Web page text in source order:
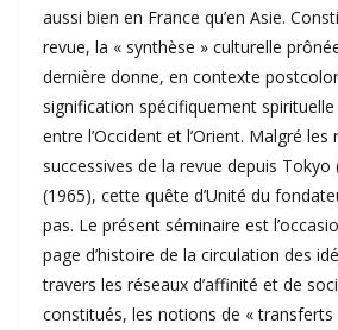
aussi bien en France qu’en Asie.
revue, la « synthèse » culturelle
dernière donne, en contexte
signification spécifiquement
entre l’Occident et l’Orient. Malgré
successives de la revue depuis Tokyo
(1965), cette quête d’Unité du
pas. Le présent séminaire est
page d’histoire de la circulation des
travers les réseaux d’affinité et de
constitués, les notions de « transferts